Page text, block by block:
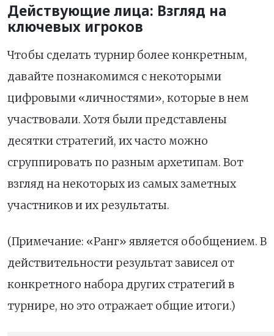
Действующие лица: Взгляд на
ключевых игроков
Чтобы сделать турнир более конкретным,
давайте познакомимся с некоторыми
цифровыми «личностями», которые в нем
участвовали. Хотя были представлены
десятки стратегий, их часто можно
сгруппировать по разным архетипам. Вот
взгляд на некоторых из самых заметных
участников и их результаты.
(Примечание: «Ранг» является обобщением. В
действительности результат зависел от
конкретного набора других стратегий в
турнире, но это отражает общие итоги.)